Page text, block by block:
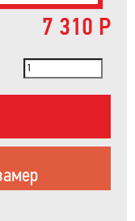
7 310 Р